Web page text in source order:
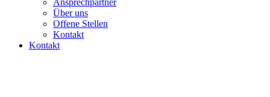
Ansprechpartner
Über uns
Offene Stellen
Kontakt
Kontakt